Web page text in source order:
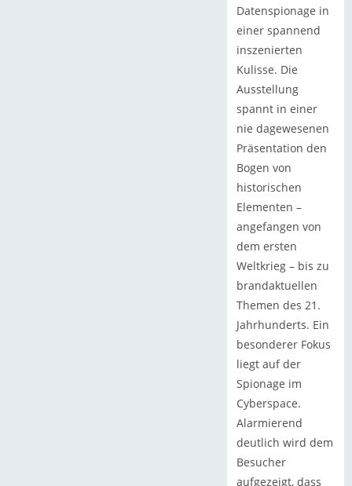
Datenspionage in
einer spannend
inszenierten
Kulisse. Die
Ausstellung
spannt in einer
nie dagewesenen
Präsentation den
Bogen von
historischen
Elementen –
angefangen von
dem ersten
Weltkrieg – bis zu
brandaktuellen
Themen des 21.
Jahrhunderts. Ein
besonderer Fokus
liegt auf der
Spionage im
Cyberspace.
Alarmierend
deutlich wird dem
Besucher
aufgezeigt, dass